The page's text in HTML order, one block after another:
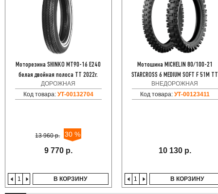
Моторезина SHINKO MT90-16 E240
белая двойная полоса TT 2022г.
ДОРОЖНАЯ
Код товара: УТ-00132704
13 960 р. 30 %
9 770 р.
В КОРЗИНУ
Мотошина MICHELIN 80/100-21
STARCROSS 6 MEDIUM SOFT F 51M TT
ВНЕДОРОЖНАЯ
Код товара: УТ-00123411
10 130 р.
В КОРЗИНУ